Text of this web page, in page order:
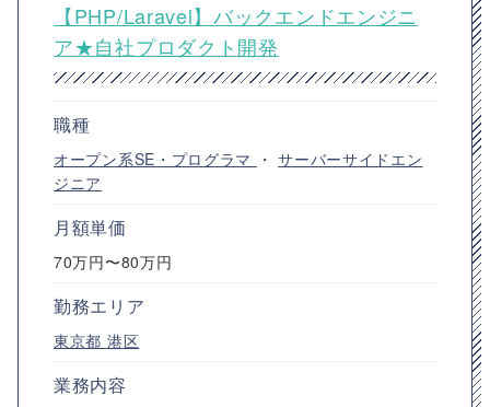
【PHP/Laravel】バックエンドエンジニ
ア★自社プロダクト開発
職種
オープン系SE・プログラマ ・サーバーサイドエン
ジニア
月額単価
70万円〜80万円
勤務エリア
東京都 港区
業務内容